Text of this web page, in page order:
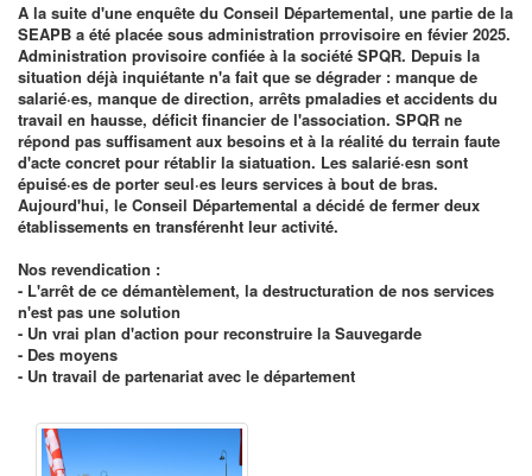
A la suite d'une enquête du Conseil Départemental, une partie de la
SEAPB a été placée sous administration prrovisoire en févier 2025.
Administration provisoire confiée à la société SPQR. Depuis la
situation déjà inquiétante n'a fait que se dégrader : manque de
salarié·es, manque de direction, arrêts pmaladies et accidents du
travail en hausse, déficit financier de l'association. SPQR ne
répond pas suffisament aux besoins et à la réalité du terrain faute
d'acte concret pour rétablir la siatuation. Les salarié·esn sont
épuisé·es de porter seul·es leurs services à bout de bras.
Aujourd'hui, le Conseil Départemental a décidé de fermer deux
établissements en transférenht leur activité.
Nos revendication :
- L'arrêt de ce démantèlement, la destructuration de nos services
n'est pas une solution
- Un vrai plan d'action pour reconstruire la Sauvegarde
- Des moyens
- Un travail de partenariat avec le département